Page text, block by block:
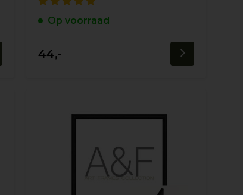
Op voorraad
44,-